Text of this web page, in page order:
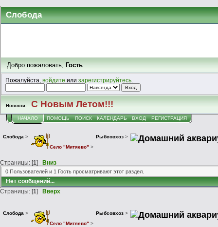
Слобода
Добро пожаловать, Гость
Пожалуйста,войдите илизарегистрируйтесь
Новости: С Новым Летом!!!
НАЧАЛО ПОМОЩЬ ПОИСК КАЛЕНДАРЬ ВХОД РЕГИСТРАЦИЯ
Слобода >
Село "Митяево" >
Рыбсовхоз> Домашний
Страницы: [1] Вниз
0 Пользователей и 1 Гость просматривают этот раздел.
Нет сообщений...
Страницы: [1] Вверх
Слобода >
Село "Митяево" >
Рыбсовхоз> Домашний